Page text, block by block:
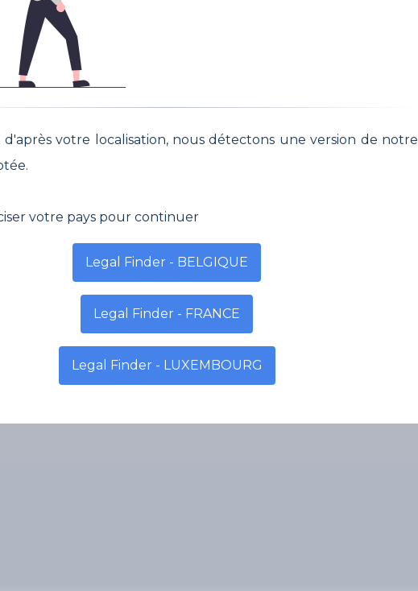
| 14h - 19h
d'après votre localisation, nous détectons une version de notre
votre pays pour continuer
Legal Finder - BELGIQUE
Legal Finder - FRANCE
Legal Finder - LUXEMBOURG